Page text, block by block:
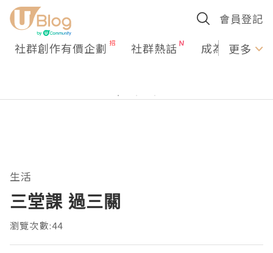
會員登記
社群創作有價企劃 社群熱話 成為U更多
生活
三堂課 過三關
瀏覽次數:44